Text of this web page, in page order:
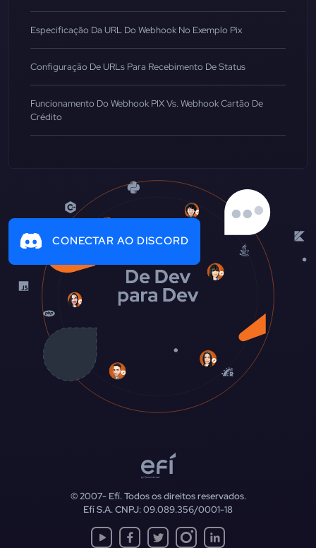
Especificação Da URL Do Webhook No Exemplo Pix
Configuração De URLs Para Recebimento De Status
Funcionamento Do Webhook PIX Vs. Webhook Cartão De
Crédito
CONECTAR AO DISCORD
© 2007-Efí. Todos os direitos reservados.
Efí S.A. CNPJ: 09.089.356/0001-18